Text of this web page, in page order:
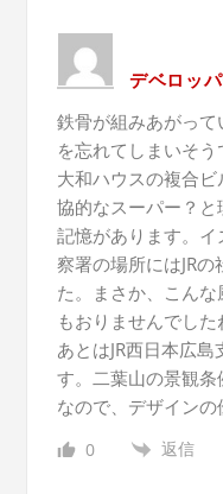
デベロッ
鉄骨が組みあがっ
を忘れてしまいそ
大和ハウスの複合ビ
協的なスーパー？
記憶があります。
察署の場所にはJR
た。まさか、こん
もおりませんでし
あとはJR西日本広
す。二葉山の景観条
なので、デザインの
0 返信